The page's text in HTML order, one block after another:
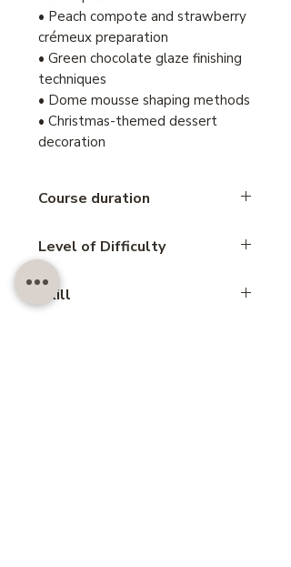
• Peach compote and strawberry
crémeux preparation
• Green chocolate glaze finishing
techniques
• Dome mousse shaping methods
• Christmas-themed dessert
decoration
Course duration
Level of Difficulty
Advance
Skill